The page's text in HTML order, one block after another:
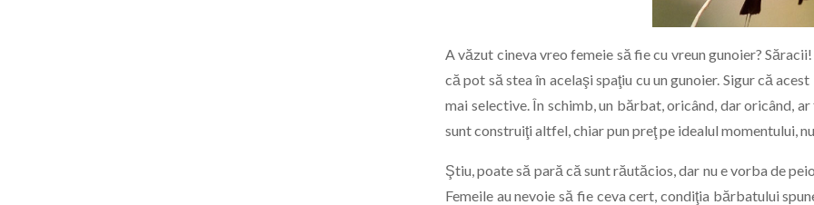
A văzut cineva vreo femeie să fie cu vreun gunoier?
că pot să stea în acelaşi spaţiu cu un gunoier. Sigur că
mai selective. În schimb, un bărbat, oricând, dar oricând,
sunt construiţi altfel, chiar pun preţ pe idealul momentului,
Ştiu, poate să pară că sunt răutăcios, dar nu e vorba de
Femeile au nevoie să fie ceva cert, condiţia bărbatului